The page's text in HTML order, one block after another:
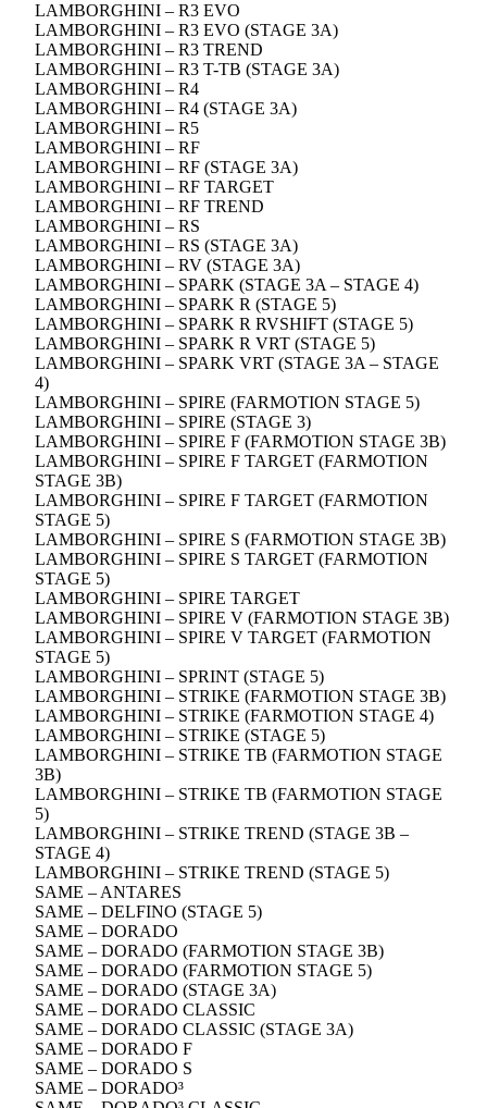
LAMBORGHINI – R3 EVO
LAMBORGHINI – R3 EVO (STAGE 3A)
LAMBORGHINI – R3 TREND
LAMBORGHINI – R3 T-TB (STAGE 3A)
LAMBORGHINI – R4
LAMBORGHINI – R4 (STAGE 3A)
LAMBORGHINI – R5
LAMBORGHINI – RF
LAMBORGHINI – RF (STAGE 3A)
LAMBORGHINI – RF TARGET
LAMBORGHINI – RF TREND
LAMBORGHINI – RS
LAMBORGHINI – RS (STAGE 3A)
LAMBORGHINI – RV (STAGE 3A)
LAMBORGHINI – SPARK (STAGE 3A – STAGE 4)
LAMBORGHINI – SPARK R (STAGE 5)
LAMBORGHINI – SPARK R RVSHIFT (STAGE 5)
LAMBORGHINI – SPARK R VRT (STAGE 5)
LAMBORGHINI – SPARK VRT (STAGE 3A – STAGE
4)
LAMBORGHINI – SPIRE (FARMOTION STAGE 5)
LAMBORGHINI – SPIRE (STAGE 3)
LAMBORGHINI – SPIRE F (FARMOTION STAGE 3B)
LAMBORGHINI – SPIRE F TARGET (FARMOTION
STAGE 3B)
LAMBORGHINI – SPIRE F TARGET (FARMOTION
STAGE 5)
LAMBORGHINI – SPIRE S (FARMOTION STAGE 3B)
LAMBORGHINI – SPIRE S TARGET (FARMOTION
STAGE 5)
LAMBORGHINI – SPIRE TARGET
LAMBORGHINI – SPIRE V (FARMOTION STAGE 3B)
LAMBORGHINI – SPIRE V TARGET (FARMOTION
STAGE 5)
LAMBORGHINI – SPRINT (STAGE 5)
LAMBORGHINI – STRIKE (FARMOTION STAGE 3B)
LAMBORGHINI – STRIKE (FARMOTION STAGE 4)
LAMBORGHINI – STRIKE (STAGE 5)
LAMBORGHINI – STRIKE TB (FARMOTION STAGE
3B)
LAMBORGHINI – STRIKE TB (FARMOTION STAGE
5)
LAMBORGHINI – STRIKE TREND (STAGE 3B –
STAGE 4)
LAMBORGHINI – STRIKE TREND (STAGE 5)
SAME – ANTARES
SAME – DELFINO (STAGE 5)
SAME – DORADO
SAME – DORADO (FARMOTION STAGE 3B)
SAME – DORADO (FARMOTION STAGE 5)
SAME – DORADO (STAGE 3A)
SAME – DORADO CLASSIC
SAME – DORADO CLASSIC (STAGE 3A)
SAME – DORADO F
SAME – DORADO S
SAME – DORADO³